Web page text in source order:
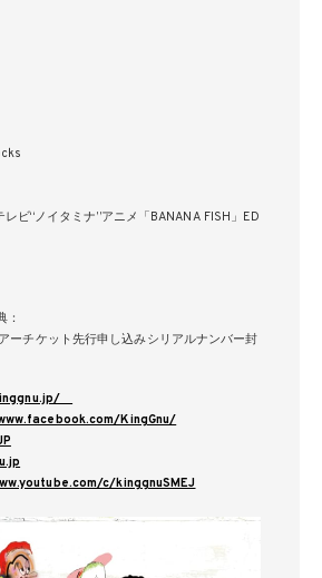
ビ“ノイタミナ”アニメ「BANANA FISH」ED
：
ーチケット先行申し込みシリアルナンバー封
KingGnu/
c/kinggnuSMEJ